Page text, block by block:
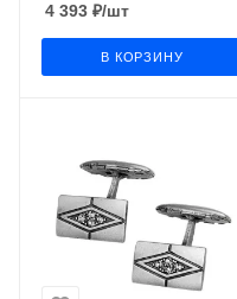
4 393 ₽/шт
В КОРЗИНУ